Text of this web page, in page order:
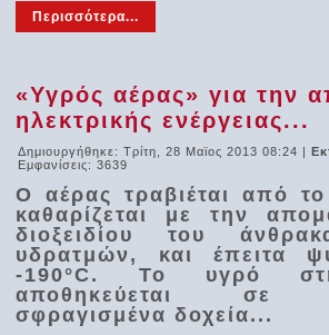
Περισσότερα...
«Υγρός αέρας» για την
ηλεκτρικής ενέργειας...
Δημιουργήθηκε: Τρίτη, 28 Μαϊος 2013 08:24 |
Εμφανίσεις: 3639
Ο αέρας τραβιέται από
καθαρίζεται με την
διοξειδίου του
υδρατμών, και έπειτα
-190°C. Το υγρό
αποθηκεύεται σε
σφραγισμένα δοχεία...